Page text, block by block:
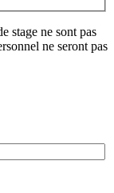
stage ne sont pas
ne seront pas